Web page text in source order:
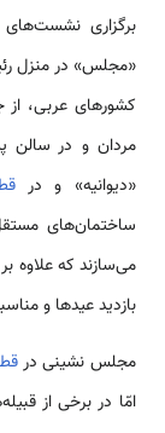
برگزاری
«مجلس» در منزل
کشورهای عربی، از
مردان و در سالن
«دیوانیه» و در
ساختمان‌های
می‌سازند که
بازدید عیدها و
مجلس نشینی در
امّا در برخی از